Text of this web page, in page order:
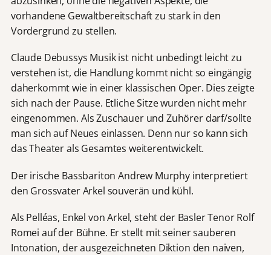
vorhandene Gewaltbereitschaft zu stark in den
Vordergrund zu stellen.
Claude Debussys Musik ist nicht unbedingt leicht zu
verstehen ist, die Handlung kommt nicht so eingängig
daherkommt wie in einer klassischen Oper. Dies zeigte
sich nach der Pause. Etliche Sitze wurden nicht mehr
eingenommen. Als Zuschauer und Zuhörer darf/sollte
man sich auf Neues einlassen. Denn nur so kann sich
das Theater als Gesamtes weiterentwickelt.
Der irische Bassbariton Andrew Murphy interpretiert
den Grossvater Arkel souverän und kühl.
Als Pelléas, Enkel von Arkel, steht der Basler Tenor Rolf
Romei auf der Bühne. Er stellt mit seiner sauberen
Intonation, der ausgezeichneten Diktion den naiven,